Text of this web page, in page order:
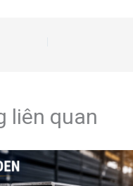
liên quan